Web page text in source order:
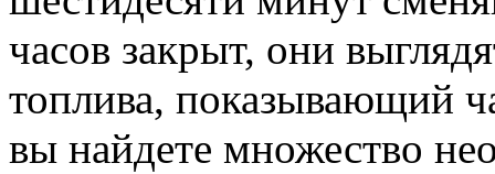
часов закрыт, они
топлива, показывающий
вы найдете множество